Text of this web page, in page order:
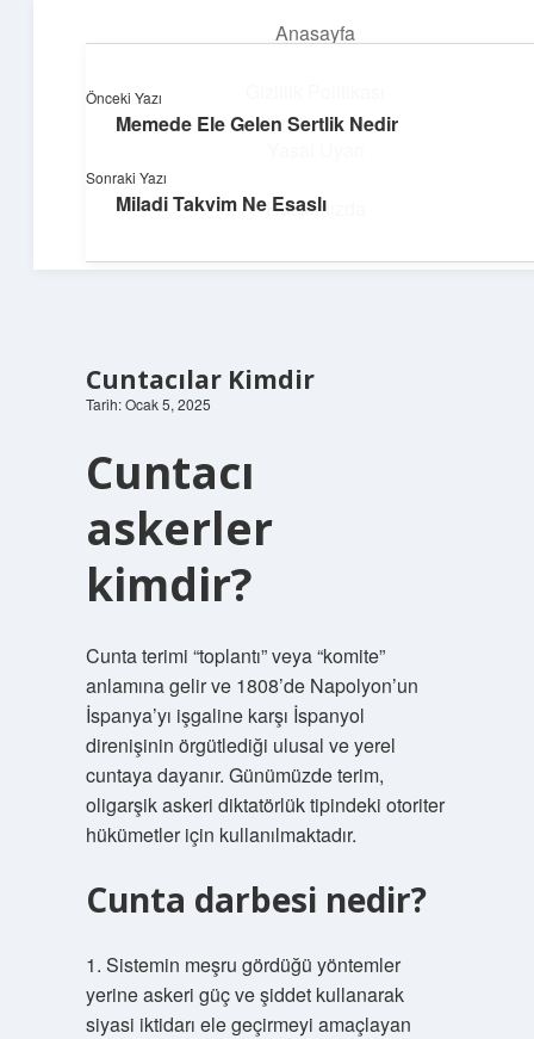
Anasayfa
Hakkımızda
Dijital dünyada huzurlu bir yolculuk!
Cuntacılar Kimdir
Tarih: Ocak 5, 2025
Cuntacı
askerler
kimdir?
Cunta terimi “toplantı” veya “komite”
anlamına gelir ve 1808’de Napolyon’un
İspanya’yı işgaline karşı İspanyol
direnişinin örgütlediği ulusal ve yerel
cuntaya dayanır. Günümüzde terim,
oligarşik askeri diktatörlük tipindeki otoriter
hükümetler için kullanılmaktadır.
Cunta darbesi nedir?
1. Sistemin meşru gördüğü yöntemler
yerine askeri güç ve şiddet kullanarak
siyasi iktidarı ele geçirmeyi amaçlayan
Önceki Yazı
Memede Ele Gelen Sertlik Nedir
Sonraki Yazı
Miladi Takvim Ne Esaslı